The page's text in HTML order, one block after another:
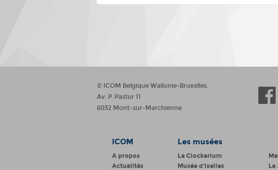
© ICOM Belgique Wallonie-Bruxelles.
Av. P. Pastur 11
6032 Mont-sur-Marchienne
ICOM
A propos
Actualités
Les musées
Le Clockarium
Musée d'Ixelles